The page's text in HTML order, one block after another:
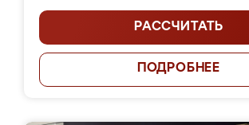
РАССЧИТАТЬ
ПОДРОБНЕЕ